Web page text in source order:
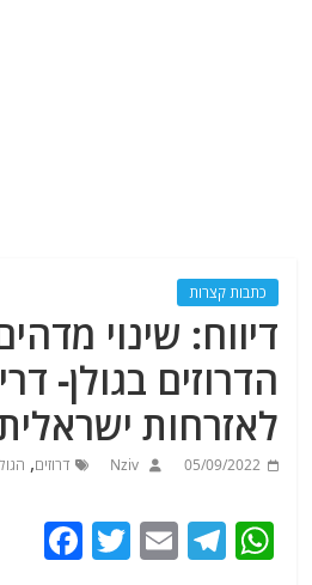
כתבות קצרות
דיווח: שינוי
הדרוזים בגולן-
לאזרחות
05/09/2022
Nziv דרוזים,
W
T
E
T